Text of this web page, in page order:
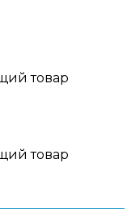
товар
товар